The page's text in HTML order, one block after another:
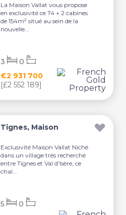
La Maison Vallat vous propose
en exclusivité ce T4 + 2 cabines
de 154m² situé au sein de la
nouvelle...
€2 931 700
[£2 552 189]
3 0
Tignes, Maison
Exclusivité Maison Vallat Niché
dans un village très recherché
entre Tignes et Val d'Isère, ce
chal...
5 0